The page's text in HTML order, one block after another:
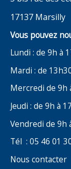
17137 Marsilly
Vous pouvez
Lundi : de 9h à
Mardi : de
Mercredi de 9h
Jeudi : de 9h à
Vendredi de 9h
Tél : 05 46 01
Nous contacter